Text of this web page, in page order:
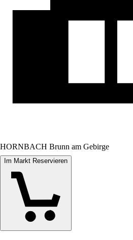
HORNBACH Brunn am Gebirge
Im Markt Reservieren